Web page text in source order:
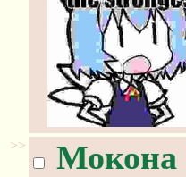
>> Мокона